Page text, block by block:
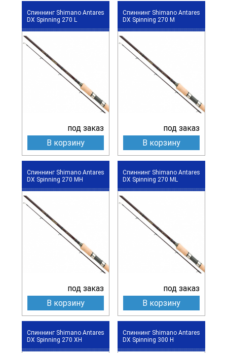
Спиннинг Shimano Antares
DX Spinning 270 L
под заказ
В корзину
Спиннинг Shimano Antares
DX Spinning 270 M
под заказ
В корзину
Спиннинг Shimano Antares
DX Spinning 270 MH
под заказ
В корзину
Спиннинг Shimano Antares
DX Spinning 270 ML
под заказ
В корзину
Спиннинг Shimano Antares
DX Spinning 270 XH
Спиннинг Shimano Antares
DX Spinning 300 H